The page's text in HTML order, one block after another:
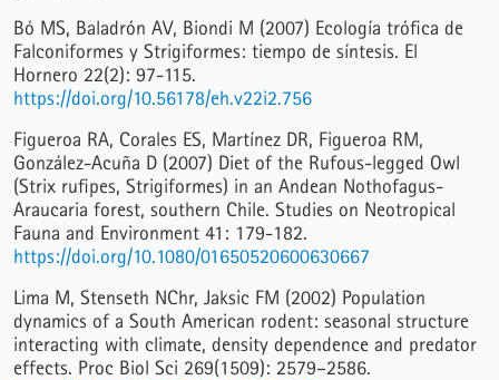
Bó MS, Baladrón AV, Biondi M (2007) Ecología trófica de
Falconiformes y Strigiformes: tiempo de síntesis. El
Hornero 22(2): 97-115.
https://doi.org/10.56178/eh.v22i2.756
Figueroa RA, Corales ES, Martínez DR, Figueroa RM,
González-Acuña D (2007) Diet of the Rufous-legged Owl
(Strix rufipes, Strigiformes) in an Andean Nothofagus-
Araucaria forest, southern Chile. Studies on Neotropical
Fauna and Environment 41: 179-182.
https://doi.org/10.1080/01650520600630667
Lima M, Stenseth NChr, Jaksic FM (2002) Population
dynamics of a South American rodent: seasonal structure
interacting with climate, density dependence and predator
effects. Proc Biol Sci 269(1509): 2579–2586.